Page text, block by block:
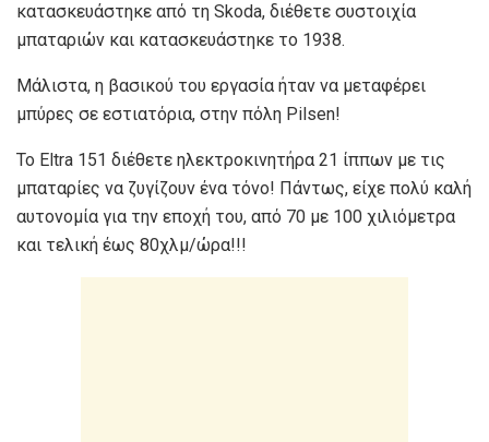
κατασκευάστηκε από τη Skoda, διέθετε συστοιχία
μπαταριών και κατασκευάστηκε το 1938.
Μάλιστα, η βασικού του εργασία ήταν να μεταφέρει
μπύρες σε εστιατόρια, στην πόλη Pilsen!
Το Eltra 151 διέθετε ηλεκτροκινητήρα 21 ίππων με τις
μπαταρίες να ζυγίζουν ένα τόνο! Πάντως, είχε πολύ καλή
αυτονομία για την εποχή του, από 70 με 100 χιλιόμετρα
και τελική έως 80χλμ/ώρα!!!